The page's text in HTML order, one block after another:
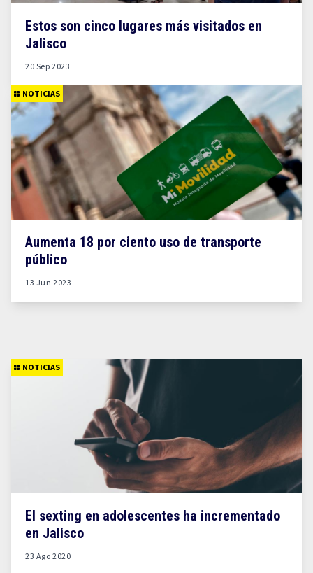
Estos son cinco lugares más visitados en
Jalisco
20 Sep 2023
NOTICIAS
Aumenta 18 por ciento uso de transporte
público
13 Jun 2023
NOTICIAS
El sexting en adolescentes ha incrementado
en Jalisco
23 Ago 2020